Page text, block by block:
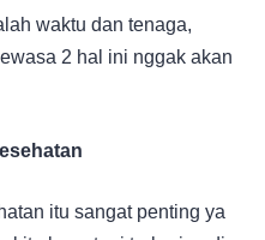
waktu dan tenaga,
2 hal ini nggak akan
itu sangat penting ya